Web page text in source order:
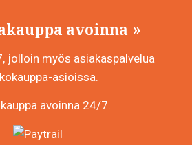
avoinna
jolloin myös asiakaspalvelua
asioissa.
avoinna 24/7.